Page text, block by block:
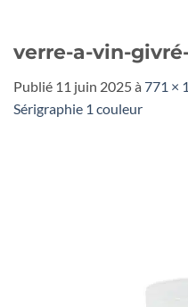
verre-a-vin-
Publié 11 juin 2025à 771 ×
Sérigraphie 1 couleur